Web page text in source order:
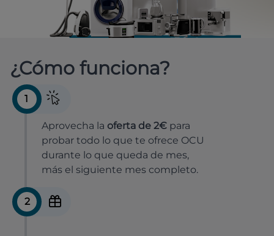
¿Cómo funciona?
1
Aprovecha la oferta de 2€ para
probar todo lo que te ofrece OCU
durante lo que queda de mes,
más el siguiente mes completo.
2